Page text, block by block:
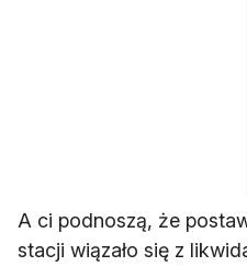
A ci podnoszą, że
stacji wiązało się z